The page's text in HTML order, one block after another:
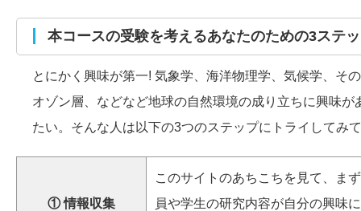
本コースの受験を考えるあなたのための3ステ
とにかく興味が第一! 気象学、海洋物理学、気候学、そ
オゾン層、などなど地球の自然環境の成り立ちに興味
たい。そんな人は以下の3つのステップにトライしてみ
① 情報収集
このサイトのあちこちを見て、ま
員や学生の研究内容が自分の興味